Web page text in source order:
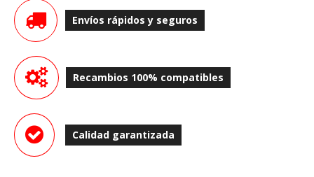
Envíos rápidos y seguros
Recambios 100% compatibles
Calidad garantizada